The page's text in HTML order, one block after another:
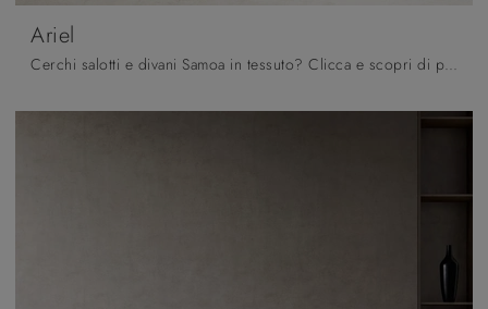
Ariel
Cerchi salotti e divani Samoa in tessuto? Clicca e scopri di più sul modello Ariel per spazi moderni.